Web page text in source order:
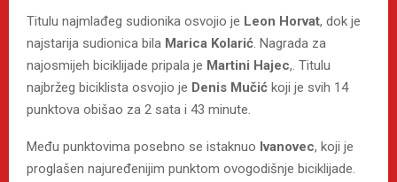
Titulu najmlađeg sudionika osvojio je Leon Horvat, dok je
najstarija sudionica bila Marica Kolarić. Nagrada za
najosmijeh biciklijade pripala je Martini Hajec,. Titulu
najbržeg biciklista osvojio je Denis Mučić koji je svih 14
punktova obišao za 2 sata i 43 minute.
Među punktovima posebno se istaknuo Ivanovec, koji je
proglašen najuređenijim punktom ovogodišnje biciklijade.